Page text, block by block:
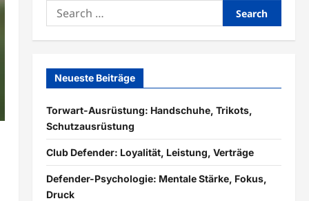
Search
for:
Neueste Beiträge
Torwart-Ausrüstung: Handschuhe, Trikots,
Schutzausrüstung
Club Defender: Loyalität, Leistung, Verträge
Defender-Psychologie: Mentale Stärke, Fokus,
Druck